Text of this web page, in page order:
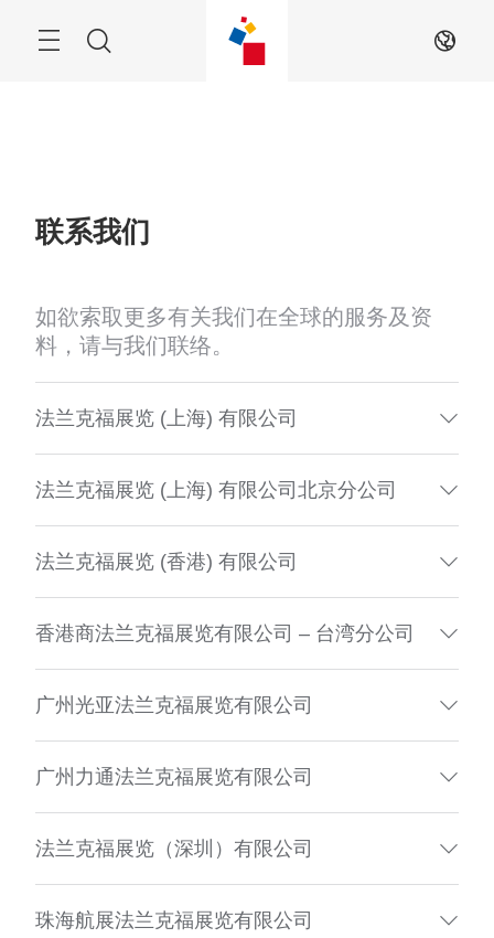
联系我们
如欲索取更多有关我们在全球的服务及资
料，请与我们联络。
法兰克福展览 (上海) 有限公司
法兰克福展览 (上海) 有限公司北京分公司
法兰克福展览 (香港) 有限公司
香港商法兰克福展览有限公司 – 台湾分公司
广州光亚法兰克福展览有限公司
广州力通法兰克福展览有限公司
法兰克福展览（深圳）有限公司
珠海航展法兰克福展览有限公司